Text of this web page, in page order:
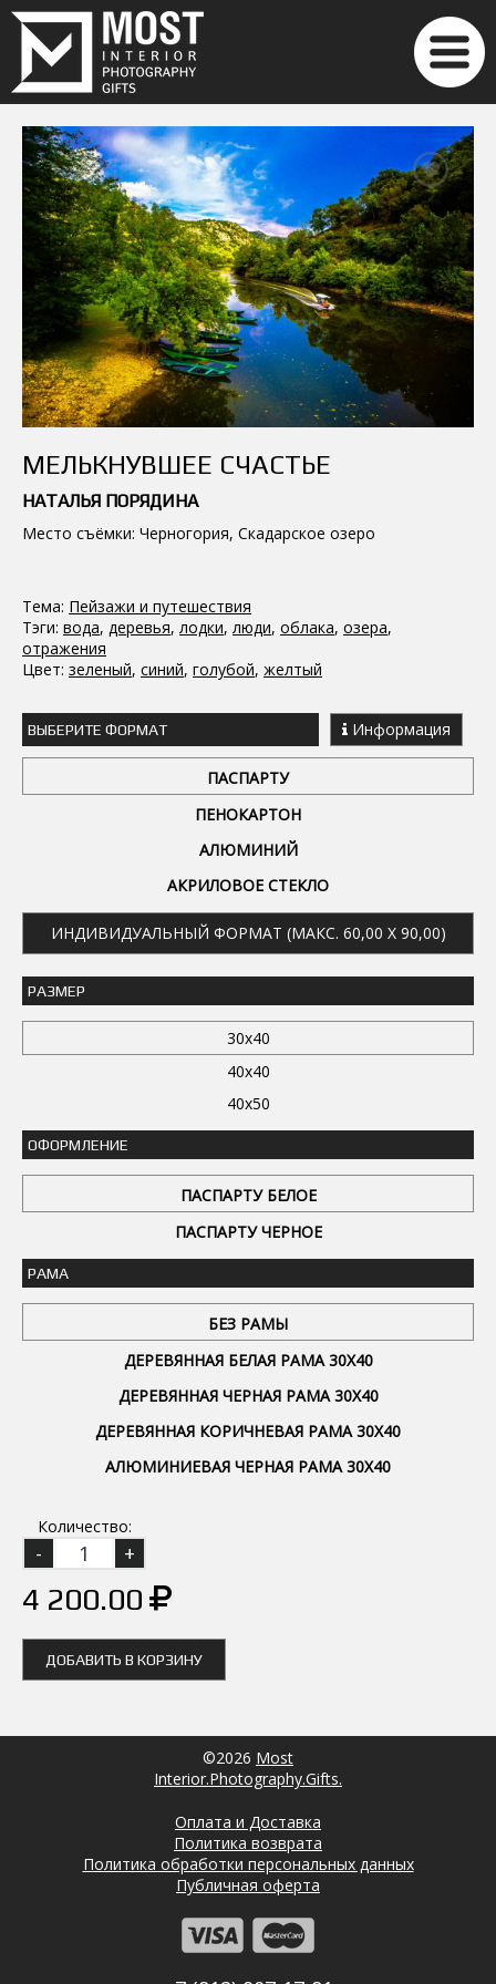
МЕЛЬКНУВШЕЕ СЧАСТЬЕ
НАТАЛЬЯ ПОРЯДИНА
Место съёмки: Черногория, Скадарское озеро
Тема: Пейзажи и путешествия
Тэги: вода, деревья, лодки, люди, облака, озера,
отражения
Цвет: зеленый, синий, голубой, желтый
ВЫБЕРИТЕ ФОРМАТ Информация
ПАСПАРТУ
ПЕНОКАРТОН
АЛЮМИНИЙ
АКРИЛОВОЕ СТЕКЛО
ИНДИВИДУАЛЬНЫЙ ФОРМАТ (МАКС. 60,00 X 90,00)
РАЗМЕР
30x40
40x40
40x50
ОФОРМЛЕНИЕ
ПАСПАРТУ БЕЛОЕ
ПАСПАРТУ ЧЕРНОЕ
РАМА
БЕЗ РАМЫ
ДЕРЕВЯННАЯ БЕЛАЯ РАМА 30Х40
ДЕРЕВЯННАЯ ЧЕРНАЯ РАМА 30Х40
ДЕРЕВЯННАЯ КОРИЧНЕВАЯ РАМА 30Х40
АЛЮМИНИЕВАЯ ЧЕРНАЯ РАМА 30Х40
Количество:
4 200.00
ДОБАВИТЬ В КОРЗИНУ
©2026 Most
Interior.Photography.Gifts.
Оплата и Доставка
Политика возврата
Политика обработки персональных данных
Публичная оферта